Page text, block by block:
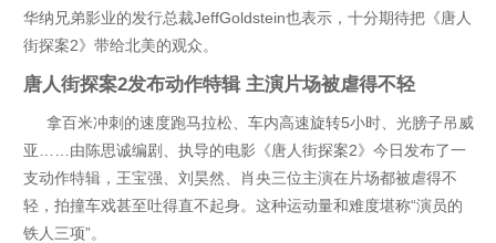
华纳兄弟影业的发行总裁JeffGoldstein也表示，十分期待把《唐人
街探案2》带给北美的观众。
唐人街探案2发布动作特辑 主演片场被虐得不轻
拿百米冲刺的速度跑马拉松、车内高速旋转5小时、光膀子吊威
亚……由陈思诚编剧、执导的电影《唐人街探案2》今日发布了一
支动作特辑，王宝强、刘昊然、肖央三位主演在片场都被虐得不
轻，拍撞车戏甚至吐得直不起身。这种运动量和难度堪称“演员的
铁人三项”。